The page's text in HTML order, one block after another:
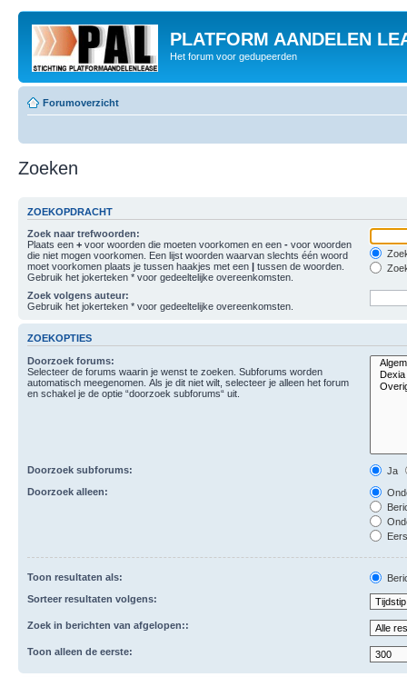
PLATFORM AANDELEN
Het forum voor gedupeerden
Forumoverzicht
Zoeken
ZOEKOPDRACHT
Zoek naar trefwoorden:
Plaats een + voor woorden die moeten voorkomen en een - voor woorden
die niet mogen voorkomen. Een lijst woorden waarvan slechts één woord
moet voorkomen plaats je tussen haakjes met een | tussen de woorden.
Gebruik het jokerteken * voor gedeeltelijke overeenkomsten.
Zoek volgens auteur:
Gebruik het jokerteken * voor gedeeltelijke overeenkomsten.
ZOEKOPTIES
Doorzoek forums:
Selecteer de forums waarin je wenst te zoeken. Subforums worden
automatisch meegenomen. Als je dit niet wilt, selecteer je alleen het forum
en schakel je de optie “doorzoek subforums“ uit.
Doorzoek subforums:
Ja
Doorzoek alleen:
Toon resultaten als:
Sorteer resultaten volgens:
Zoek in berichten van afgelopen::
Toon alleen de eerste: